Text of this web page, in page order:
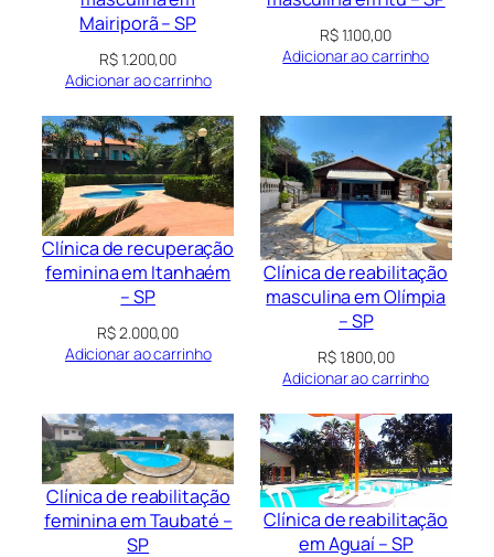
Mairiporã – SP
R$1.200,00
Adicionar ao carrinho
R$1.100,00
Adicionar ao carrinho
Clínica de recuperação
feminina em Itanhaém
– SP
R$2.000,00
Adicionar ao carrinho
Clínica de reabilitação
masculina em Olímpia
– SP
R$1.800,00
Adicionar ao carrinho
Clínica de reabilitação
feminina em Taubaté –
SP
Clínica de reabilitação
em Aguaí – SP